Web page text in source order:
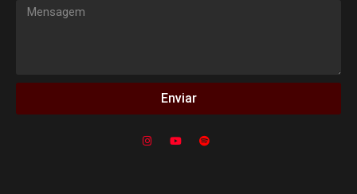
Enviar